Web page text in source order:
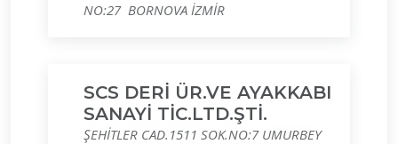
NO:27 BORNOVA İZMİR
SCS DERİ ÜR.VE AYAKKABI
SANAYİ TİC.LTD.ŞTİ.
ŞEHİTLER CAD.1511 SOK.NO:7 UMURBEY